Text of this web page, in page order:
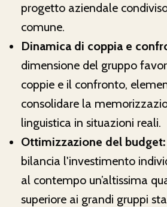
progetto aziendale
comune.
Dinamica di coppia e
dimensione del gruppo
coppie e il confronto,
consolidare la
linguistica in situazioni reali.
Ottimizzazione del budget:
bilancia l'investimento
al contempo un’altissima
superiore ai grandi gruppi